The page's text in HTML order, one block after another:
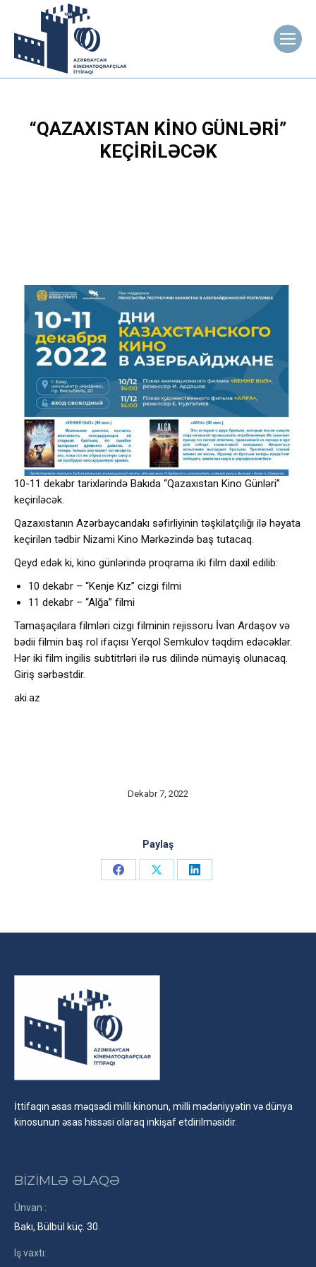
“QAZAXISTAN KINO GÜNLƏRI”
KEÇIRILƏCƏK
10-11 dekabr tarixlərində Bakıda “Qazaxıstan Kino Günləri”
keçiriləcək.
Qazaxıstanın Azərbaycandakı səfirliyinin təşkilatçılığı ilə həyata
keçirilən tədbir Nizami Kino Mərkəzində baş tutacaq.
Qeyd edək ki, kino günlərində proqrama iki film daxil edilib:
10 dekabr – “Kenje Kız” cizgi filmi
11 dekabr – “Alğa” filmi
Tamaşaçılara filmləri cizgi filminin rejissoru İvan Ardaşov və
bədii filmin baş rol ifaçısı Yerqol Semkulov təqdim edəcəklər.
Hər iki film ingilis subtitrləri ilə rus dilində nümayiş olunacaq.
Giriş sərbəstdir.
aki.az
Dekabr 7, 2022
Paylaş
Share
Share
Share
İttifaqın əsas məqsədi milli kinonun, milli mədəniyyətin və dünya
kinosunun əsas hissəsi olaraq inkişaf etdirilməsidir.
BİZİMLƏ ƏLAQƏ
Ünvan :
Bakı, Bülbül küç. 30.
Iş vaxtı: